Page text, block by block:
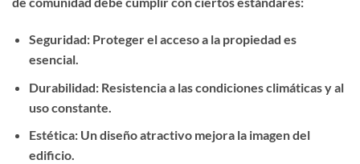
Seguridad: Proteger el acceso a la propiedad es
esencial.
Durabilidad: Resistencia a las condiciones climáticas y al
uso constante.
Estética: Un diseño atractivo mejora la imagen del
edificio.